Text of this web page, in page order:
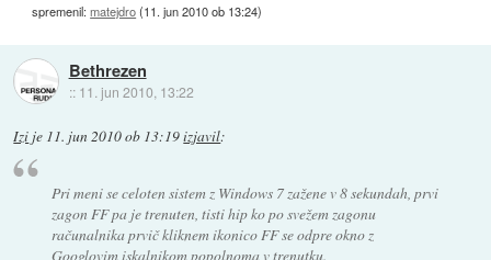
spremenil:matejdro(11. jun 2010 ob 13:24)
Bethrezen
:: 11. jun 2010, 13:22
Izi je 11. jun 2010 ob 13:19izjavil:
Pri meni se celoten sistem z Windows 7 zažene v 8 sekundah, prvi
zagon FF pa je trenuten, tisti hip ko po svežem zagonu
računalnika prvič kliknem ikonico FF se odpre okno z
Googlovim iskalnikom popolnoma v trenutku.